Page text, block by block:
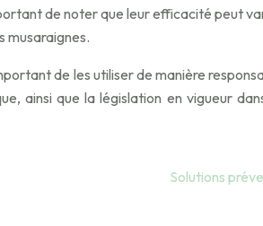
de noter que leur efficacité peut
musaraignes.
de les utiliser de manière
ainsi que la législation en vigueur
Solutions